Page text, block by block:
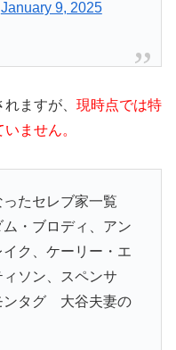
January 9, 2025
ますが、 現時点では特
ません。
ったセレブ家一覧
・ブロディ、アン
ク、ケーリー・エ
ソン、スペンサ
ンタグ 大谷夫妻の